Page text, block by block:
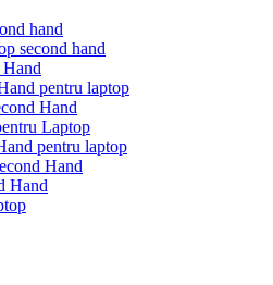
hand
second hand
pentru laptop
Hand
Laptop
pentru laptop
Hand
Hand